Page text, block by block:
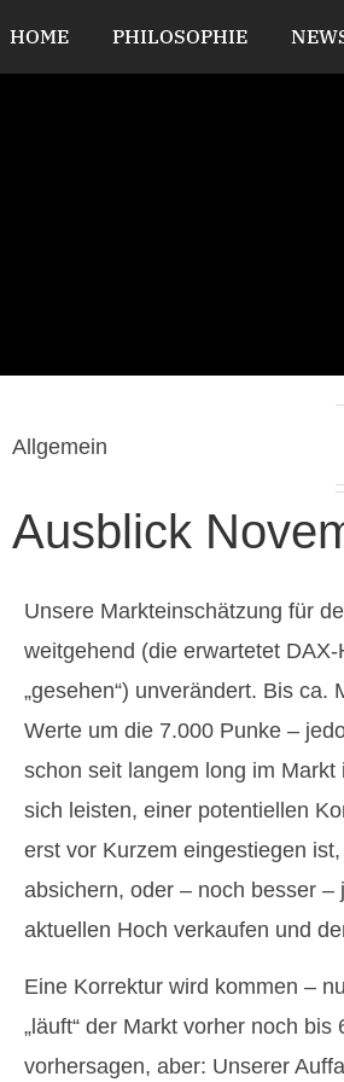
HOME PHILOSOPHIE
Allgemein
Ausblick
Unsere Markteinschätzung für
weitgehend (die erwartetet
„gesehen“) unverändert. Bis
Werte um die 7.000 Punke –
schon seit langem long im
sich leisten, einer potentiellen
erst vor Kurzem eingestiegen
absichern, oder – noch besser
aktuellen Hoch verkaufen und
Eine Korrektur wird kommen –
„läuft“ der Markt vorher noch
vorhersagen, aber: Unserer